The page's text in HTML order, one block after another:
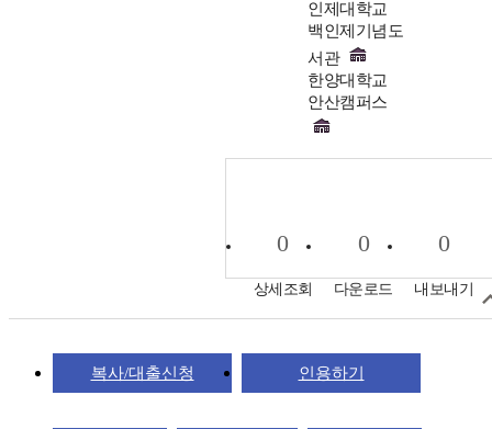
인제대학교
백인제기념도
서관
한양대학교
안산캠퍼스
0
상세조회
0
다운로드
0
내보내기
복사/대출신청 인용하기